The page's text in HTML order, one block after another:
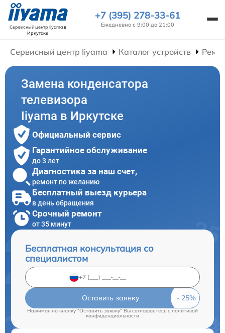
Сервисный центр Iiyamaв
Иркутске
+7 (395) 278-33-61
Ежедневно с 9:00 до 21:00
Сервисный центр Iiyama Каталог устройств
Замена конденсатора
телевизора
Iiyama в Иркутске
Официальный сервис
Гарантийное обслуживание
до 3 лет
Диагностика за наш счет,
ремонт по желанию
Бесплатный выезд курьера
в день обращения
Срочный ремонт
от 35 минут
Бесплатная консультация со
специалистом
Оставить заявку
Нажимая на кнопку "Оставить заявку" Вы соглашаетесь cполитикой
конфиденциальности